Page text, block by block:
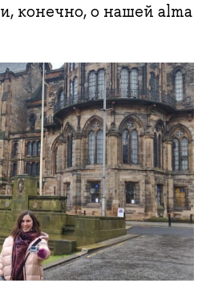
конечно, о нашей alma